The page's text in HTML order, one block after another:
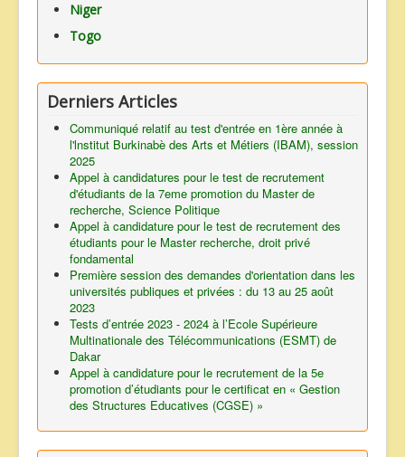
Niger
Togo
Derniers Articles
Communiqué relatif au test d'entrée en 1ère année à
l'lnstitut Burkinabè des Arts et Métiers (IBAM), session
2025
Appel à candidatures pour le test de recrutement
d'étudiants de la 7eme promotion du Master de
recherche, Science Politique
Appel à candidature pour le test de recrutement des
étudiants pour le Master recherche, droit privé
fondamental
Première session des demandes d'orientation dans les
universités publiques et privées : du 13 au 25 août
2023
Tests d’entrée 2023 - 2024 à l’Ecole Supérieure
Multinationale des Télécommunications (ESMT) de
Dakar
Appel à candidature pour le recrutement de la 5e
promotion d’étudiants pour le certificat en « Gestion
des Structures Educatives (CGSE) »